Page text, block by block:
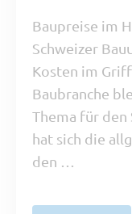
Baupreise im
Schweizer
Kosten im
Baubranche
Thema für den
hat sich die
den …